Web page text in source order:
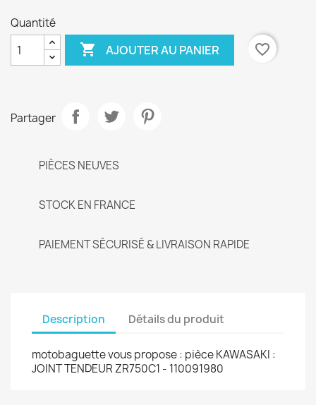
Quantité
 AJOUTER AU PANIER favorite_border
Partager
PIÈCES NEUVES
STOCK EN FRANCE
PAIEMENT SÉCURISÉ & LIVRAISON RAPIDE
Description Détails du produit
motobaguette vous propose : pièce KAWASAKI :
JOINT TENDEUR ZR750C1 - 110091980